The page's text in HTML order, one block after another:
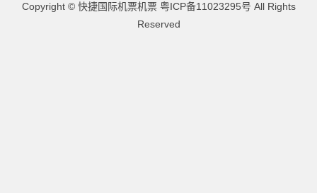
Copyright © 快捷国际机票机票 粤ICP备11023295号 All Rights
Reserved